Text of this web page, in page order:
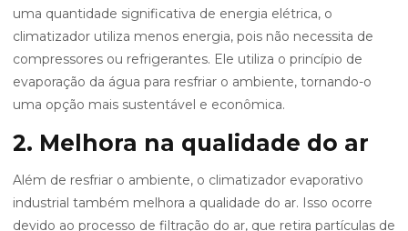
uma quantidade significativa de energia elétrica, o
climatizador utiliza menos energia, pois não necessita de
compressores ou refrigerantes. Ele utiliza o princípio de
evaporação da água para resfriar o ambiente, tornando-o
uma opção mais sustentável e econômica.
2. Melhora na qualidade do ar
Além de resfriar o ambiente, o climatizador evaporativo
industrial também melhora a qualidade do ar. Isso ocorre
devido ao processo de filtração do ar, que retira partículas de